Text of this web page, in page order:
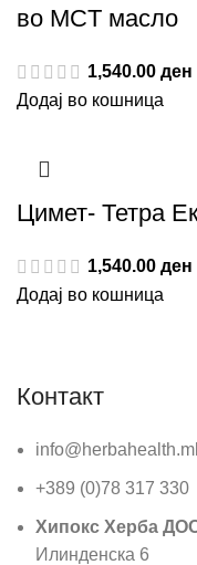
во MCT масло
1,540.00 ден
Додај во кошница
Цимет- Тетра
1,540.00 ден
Додај во кошница
Контакт
+389 (0)78 317 330
Хипокс Херба
Илинденска 6